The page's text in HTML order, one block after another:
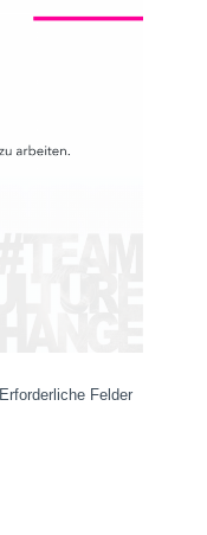
Erforderliche Felder